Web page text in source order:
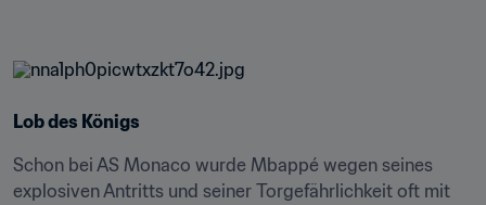
Lob des Königs
Schon bei AS Monaco wurde Mbappé wegen seines
explosiven Antritts und seiner Torgefährlichkeit oft mit